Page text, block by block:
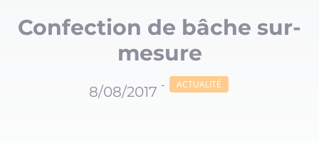
Confection de bâche sur-
mesure
8/08/2017 - ACTUALITÉ